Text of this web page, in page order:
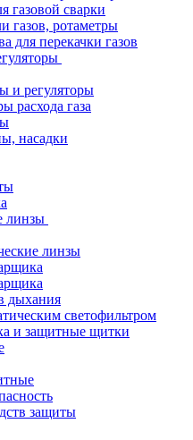
газовой сварки
газов, ротаметры
для перекачки газов
и регуляторы
расхода газа
насадки
линзы
линзы
дыхания
светофильтром
и защитные щитки
защиты